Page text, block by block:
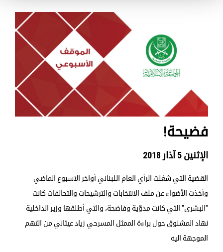
فضيحة!
الإثنين 5 آذار 2018
القضية التي شغلت الرأي العام اللبناني أواخر الاسبوع الماضي
وأخذت الأضواء عن ملف الانتخابات والترشيحات والتحالفات كانت
"البشرى" التي كانت مدوّية وفاضحة، والتي أطلقها وزير الداخلية
نهاد المشنوق حول براءة الممثل المسرحي زياد عيتاني من التهم
الموجهة اليه